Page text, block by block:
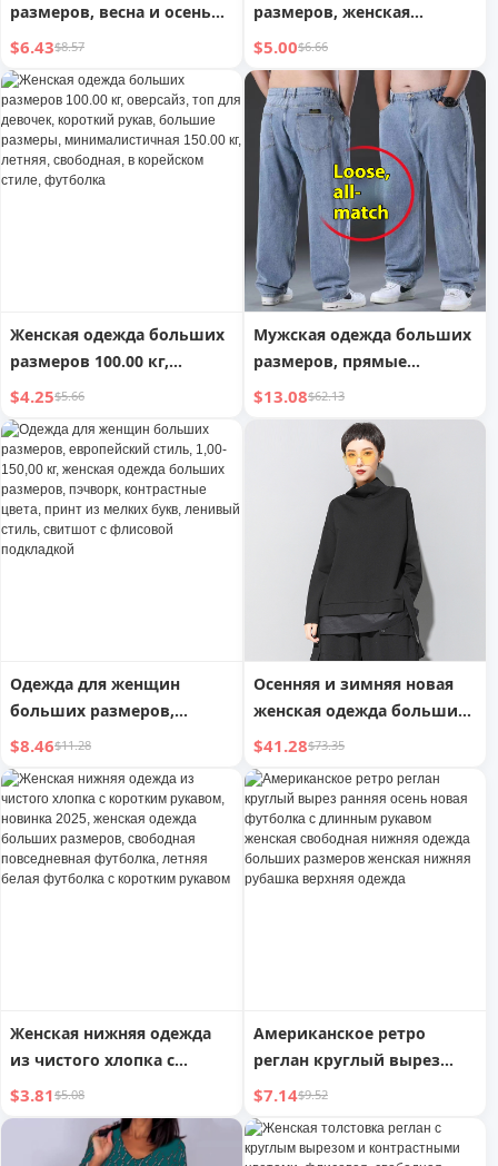
размеров, весна и осень
2025, новинка, топ с
рукавом реглан,
визуально стройнящий,
скрывающий живот,
американский ретро-топ
$6.43$8.57
размеров, женская
футболка с коротким
рукавом, женская, новая
коллекция 2025 года,
стройнящая, узкий крой,
большие размеры,
женская свободная
футболка с принтом в
стиле пэчворк
$5.00$6.66
Женская одежда больших
размеров 100.00 кг,
оверсайз, топ для девочек,
короткий рукав, большие
размеры,
минималистичная 150.00
кг, летняя, свободная, в
корейском стиле,
футболка
$4.25$5.66
Мужская одежда больших
размеров, прямые
свободные брюки XL для
полных, широкие штаны
$13.08$62.13
Одежда для женщин
больших размеров,
европейский стиль, 1,00-
150,00 кг, женская одежда
больших размеров,
пэчворк, контрастные
цвета, принт из мелких
букв, ленивый стиль,
$8.46$11.28
Осенняя и зимняя новая
женская одежда больших
размеров, европейская и
американская
индивидуальная футболка
с поддельными двумя
частями, свободный
прямой крой, модная
$41.28$73.35
Женская нижняя одежда
из чистого хлопка с
коротким рукавом,
новинка 2025, женская
одежда больших
$3.81$5.08
Американское ретро
реглан круглый вырез
ранняя осень новая
футболка с длинным
рукавом женская
$7.14$9.52